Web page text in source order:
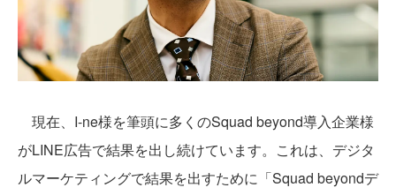
現在、I-ne様を筆頭に多くのSquad beyond導入企業様
がLINE広告で結果を出し続けています。これは、デジタ
ルマーケティングで結果を出すために「Squad beyondデ